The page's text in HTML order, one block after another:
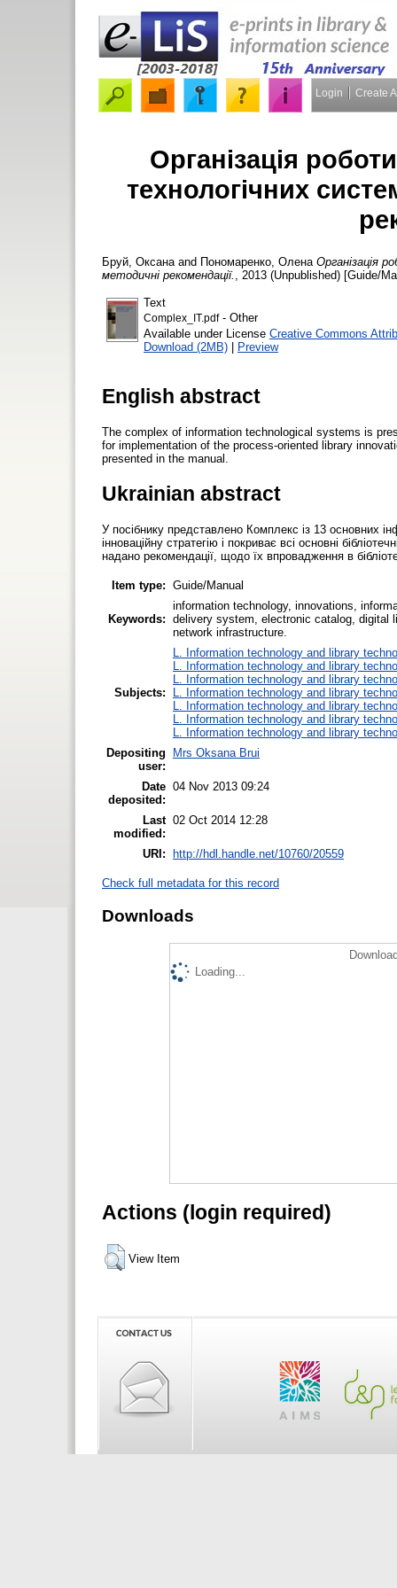
Login Create
Організація
технологічних
Бруй, Оксана and Пономаренко, Олена Організація
методичні рекомендації.
, 2013 (Unpublished) [Guide/
Text
Complex_IT.pdf- Other
Available under License Creative Commons
Download (2MB) | Preview
English abstract
The complex of information technological systems is
for implementation of the process-oriented library
presented in the manual.
Ukrainian abstract
У посібнику представлено Комплекс із 13 основних
інноваційну стратегію і покриває всі основні
надано рекомендації, щодо їх впровадження в
Item type: Guide/Manual
Keywords:
information technology, innovations,
delivery system, electronic catalog, digital
network infrastructure.
Subjects:
L. Information technology and library
L. Information technology and library
L. Information technology and library
L. Information technology and library
L. Information technology and library
L. Information technology and library
L. Information technology and library
Depositing
user:
Mrs Oksana Brui
Date
deposited:
04 Nov 2013 09:24
Last
modified:
02 Oct 2014 12:28
URI: http://hdl.handle.net/10760/20559
Check full metadata for this record
Downloads
Loading...
Actions (login required)
View Item